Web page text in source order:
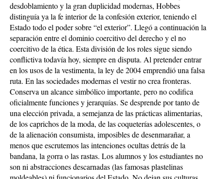
desdoblamiento y la gran duplicidad modernas, Hobbes
distinguía ya la fe interior de la confesión exterior, teniendo el
Estado todo el poder sobre “el exterior”. Llegó a continuación la
separación entre el dominio coercitivo del derecho y el no
coercitivo de la ética. Esta división de los roles sigue siendo
conflictiva todavía hoy, siempre en disputa. Al pretender entrar
en los usos de la vestimenta, la ley de 2004 emprendió una falsa
ruta. En las sociedades modernas el vestir no crea fronteras.
Conserva un alcance simbólico importante, pero no codifica
oficialmente funciones y jerarquías. Se desprende por tanto de
una elección privada, a semejanza de las prácticas alimentarias,
de los caprichos de la moda, de las coqueterías adolescentes, o
de la alienación consumista, imposibles de desenmarañar, a
menos que escrutemos las intenciones ocultas detrás de la
bandana, la gorra o las rastas. Los alumnos y los estudiantes no
son ni abstracciones descarnadas (las famosas plastelinas